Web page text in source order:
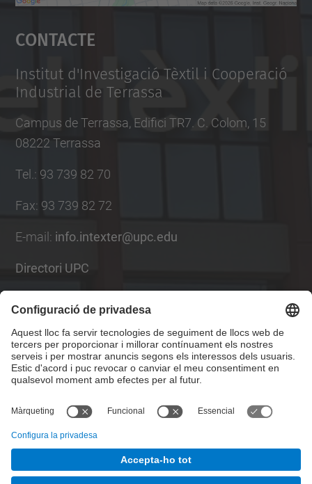
Accepta
powered by
Contacte
Institut d'Investigació Tèxtil i Cooperació
Industrial de Terrassa
Campus de Terrassa, Edifici TR7. C. Colom, 15
08222 Terrassa
Tel. : 93 739 82 70
Fax: 93 739 82 72
E-mail: info.intexter@upc.edu
Directori UPC
Llista Xarxes Socials
© UPCInstitut d'Investigació Tèxtil i Cooperació Industrial